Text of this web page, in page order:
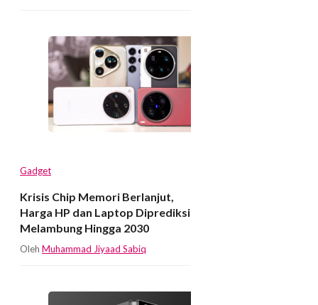
Gadget
Krisis Chip Memori Berlanjut,
Harga HP dan Laptop Diprediksi
Melambung Hingga 2030
Oleh Muhammad Jiyaad Sabiq